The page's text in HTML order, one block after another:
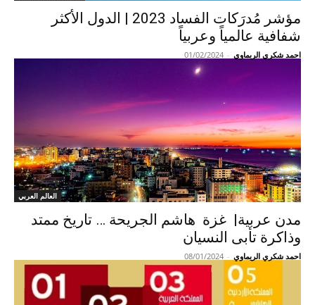
مؤشر مُدرَكات الفساد 2023 | الدول الأكثر
شفافية عالمياً وعربياً
احمد شكري الريماوي -
01/02/2024
العالم العربي
مدن عربية| غزة هاشم الجريحة … تاريخ ممتد
وذاكرة تأبى النسيان
احمد شكري الريماوي -
08/01/2024